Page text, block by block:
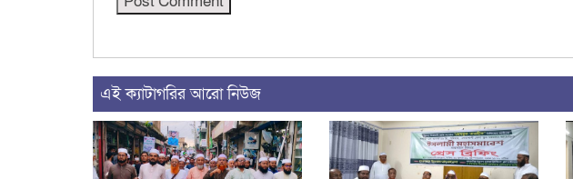
এই ক্যাটাগরির আরো নিউজ